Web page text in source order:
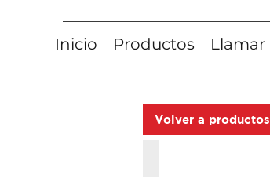
Inicio Productos Llamar
Volver a productos